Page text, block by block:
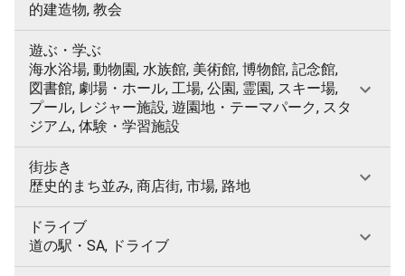
的建造物, 教会
遊ぶ・学ぶ
海水浴場, 動物園, 水族館, 美術館, 博物館, 記念館,
図書館, 劇場・ホール, 工場, 公園, 霊園, スキー場,
プール, レジャー施設, 遊園地・テーマパーク, スタ
ジアム, 体験・学習施設
街歩き
歴史的まち並み, 商店街, 市場, 路地
ドライブ
道の駅・SA, ドライブ